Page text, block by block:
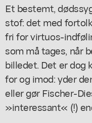
Et bestemt,
stof: det med
fri for virtuos-
som må tages, når
billedet. Det er dog
for og imod: yder
eller gør Fischer-
»interessant« (!)